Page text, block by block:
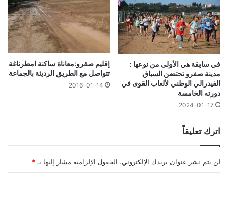
في سابقة هي الأولى من نوعها :
مدينة صفرو تحتضن السباق
الفيدرالي الوطني لألعاب القوى في
دورته الخامسة
2024-01-17
إقليم صفرو:معاناة ساكنة امطرناغة
تتواصل مع الطريق الرديئة بالجماعة
2016-01-14
اترك تعليقاً
لن يتم نشر عنوان بريدك الإلكتروني. الحقول الإلزامية مشار إليها بـ *